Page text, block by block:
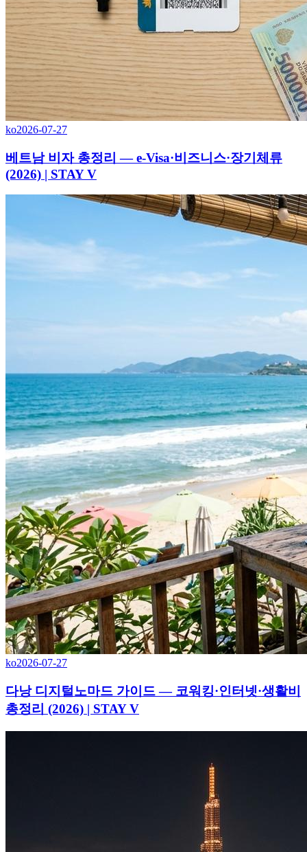
ko2026-07-27
베트남 비자 총정리 — e-Visa·비즈니스·장기체류
(2026) | STAY V
ko2026-07-27
다낭 디지털노마드 가이드 — 코워킹·인터넷·생활비
총정리 (2026) | STAY V